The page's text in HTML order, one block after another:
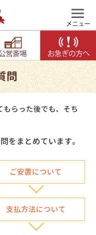
問
らった後でも、そち
をまとめています。
ご安置について
支払方法について